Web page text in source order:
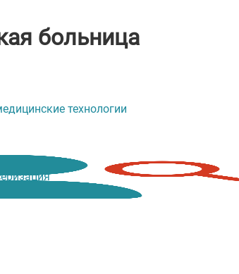
больница
технологии